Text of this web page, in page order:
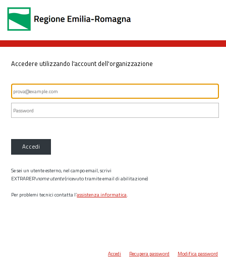
Accedere utilizzando l'account dell'organizzazione
Accedi
Se sei un utente esterno, nel campo email, scrivi
EXTRARER\nome utente(ricevuto tramite email di abilitazione)
Per problemi tecnici contatta l’assistenza informatica.
Accedi Recupera password Modifica password